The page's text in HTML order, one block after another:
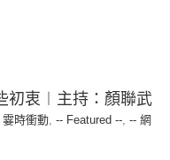
初衷︱主持：顏聯武
時衝動, -- Featured --, -- 網